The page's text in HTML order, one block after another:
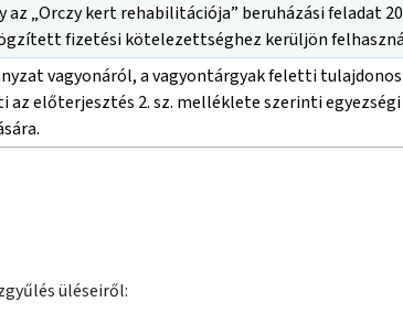
„Orczy kert rehabilitációja” beruházási feladat
fizetési kötelezettséghez kerüljön
vagyonáról, a vagyontárgyak feletti
előterjesztés 2. sz. melléklete szerinti
üléseiről: